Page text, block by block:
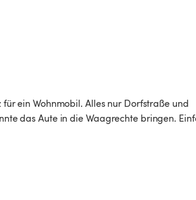
ein Wohnmobil. Alles nur Dorfstraße und
das Aute in die Waagrechte bringen.